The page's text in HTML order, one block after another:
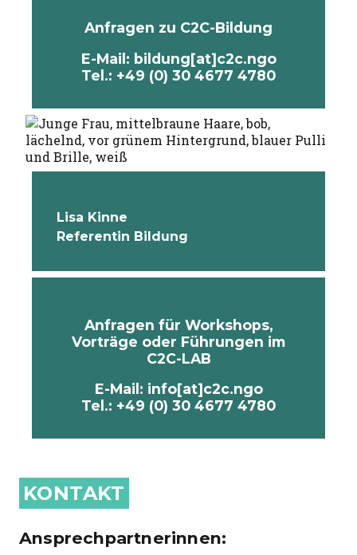
Anfragen zu C2C-Bildung
E-Mail: bildung[at]c2c.ngo
Tel.: +49 (0) 30 4677 4780
Lisa Kinne
Referentin Bildung
Anfragen für Workshops,
Vorträge oder Führungen im
C2C-LAB
E-Mail: info[at]c2c.ngo
Tel.: +49 (0) 30 4677 4780
KONTAKT
Ansprechpartnerinnen: